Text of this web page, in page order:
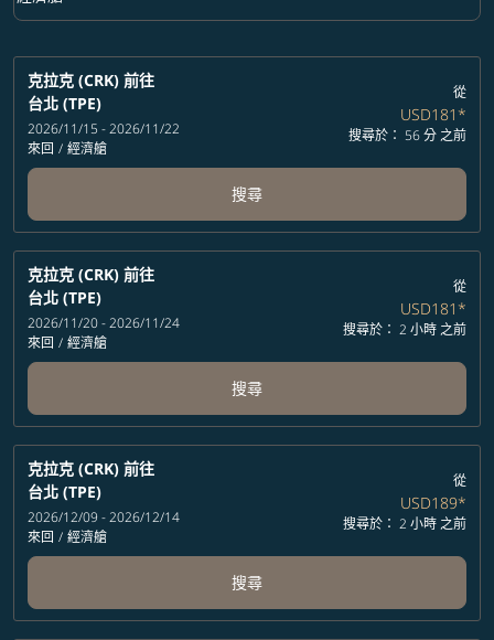
艙等 option 經濟艙 Selected
克拉克 (CRK) 前往
台北 (TPE)
2026/11/15 - 2026/11/22
來回 / 經濟艙
從
USD181*
搜尋於： 56 分 之前
搜尋
克拉克 (CRK) 前往
台北 (TPE)
2026/11/20 - 2026/11/24
來回 / 經濟艙
從
USD181*
搜尋於： 2 小時 之前
搜尋
克拉克 (CRK) 前往
台北 (TPE)
2026/12/09 - 2026/12/14
來回 / 經濟艙
從
USD189*
搜尋於： 2 小時 之前
搜尋